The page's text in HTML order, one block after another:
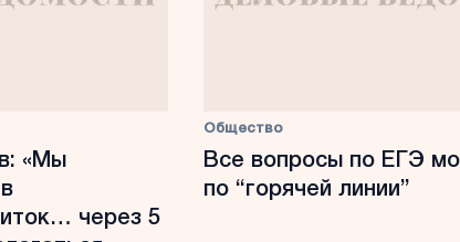
«Мы
через 5
Общество
Все вопросы по ЕГЭ
по “горячей линии”